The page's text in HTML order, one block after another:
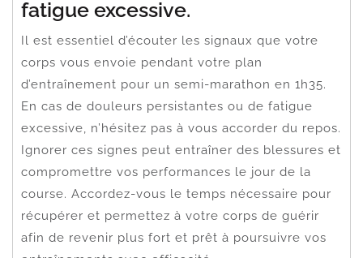
fatigue excessive.
Il est essentiel d’écouter les signaux que votre
corps vous envoie pendant votre plan
d’entraînement pour un semi-marathon en 1h35.
En cas de douleurs persistantes ou de fatigue
excessive, n’hésitez pas à vous accorder du repos.
Ignorer ces signes peut entraîner des blessures et
compromettre vos performances le jour de la
course. Accordez-vous le temps nécessaire pour
récupérer et permettez à votre corps de guérir
afin de revenir plus fort et prêt à poursuivre vos